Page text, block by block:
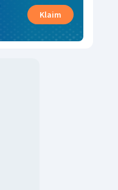
Klaim